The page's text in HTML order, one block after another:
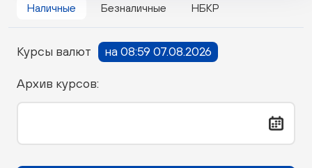
Наличные Безналичные НБКР
Курсы валют на 08:59 07.08.2026
Архив курсов: